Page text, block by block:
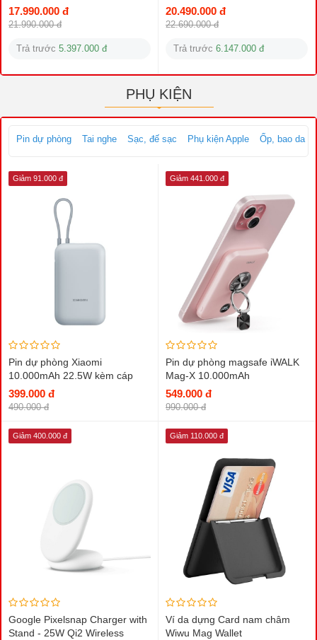
17.990.000 đ
21.990.000 đ
Trả trước 5.397.000 đ
20.490.000 đ
22.690.000 đ
Trả trước 6.147.000 đ
PHỤ KIỆN
Pin dự phòng Tai nghe Sạc, đế sạc Phụ kiện Apple Ốp, bao da
Giảm 91.000 đ
Pin dự phòng Xiaomi
10.000mAh 22.5W kèm cáp
Type-C
399.000 đ
490.000 đ
Giảm 441.000 đ
Pin dự phòng magsafe iWALK
Mag-X 10.000mAh
549.000 đ
990.000 đ
Giảm 400.000 đ
Google Pixelsnap Charger with
Stand - 25W Qi2 Wireless
Giảm 110.000 đ
Ví da dựng Card nam châm
Wiwu Mag Wallet